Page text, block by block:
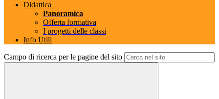
Didattica
Panoramica
Offerta formativa
I progetti delle classi
Info Utili
Campo di ricerca per le pagine del sito